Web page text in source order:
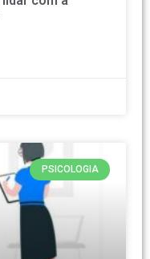
PSICOLOGIA